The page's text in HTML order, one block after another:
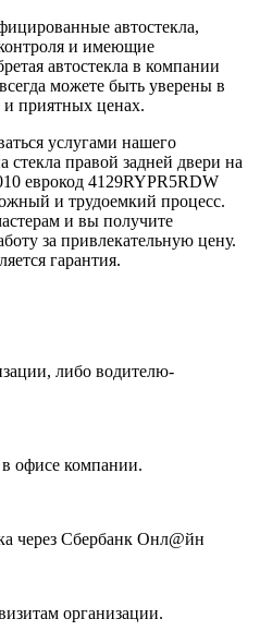
автостекла,
и имеющие
автостекла в компании
можете быть уверены в
и приятных ценах.
услугами нашего
стекла правой задней двери на
еврокод 4129RYPR5RDW
и трудоемкий процесс.
и вы получите
за привлекательную цену.
гарантия.
либо водителю-
офисе компании.
через Сбербанк Онл@йн
организации.